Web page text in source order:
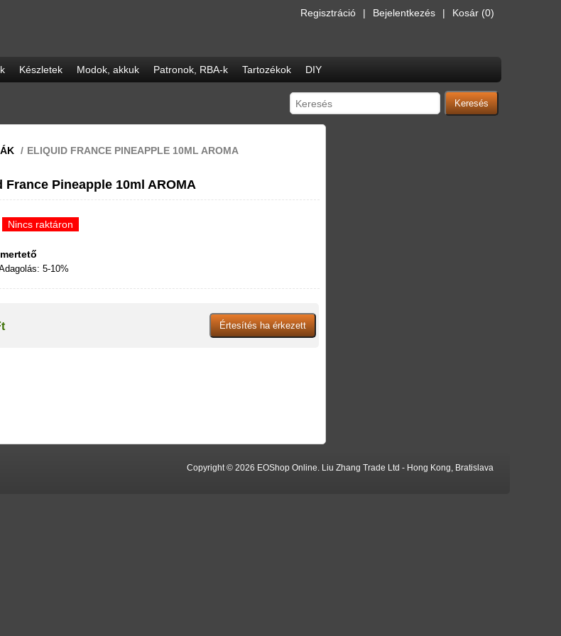
Regisztráció Bejelentkezés Kosár (0)
Készletek Modok, akkuk Patronok, RBA-k Tartozékok DIY
/ ELIQUID FRANCE PINEAPPLE 10ML AROMA
France Pineapple 10ml AROMA
Nincs raktáron
5-10%
Copyright © 2026 EOShop Online. Liu Zhang Trade Ltd - Hong Kong, Bratislava